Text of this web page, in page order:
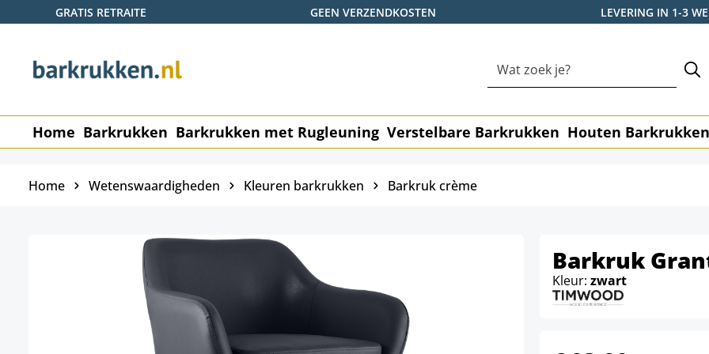
de hoofdinhoud
Ga naar de zoekopdracht
Ga naar de hoofdnavigatie
GRATIS RETRAITE GEEN VERZENDKOSTEN LEVERING IN 1-3
Home Barkrukken Barkrukken met Rugleuning Verstelbare Barkrukken Houten Barkrukken
Home Wetenswaardigheden Kleuren barkrukken Barkruk crème
Barkruk
Kleur: zwart